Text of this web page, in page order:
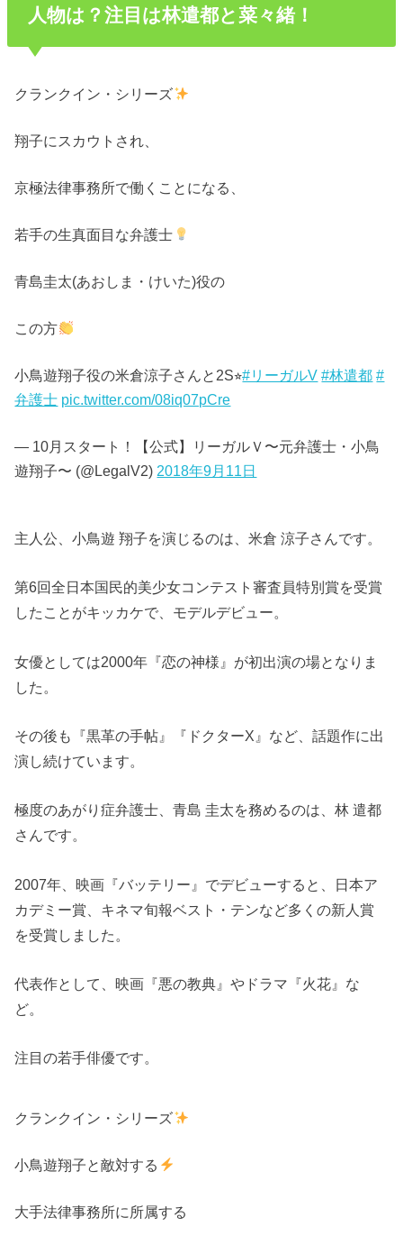
人物は？注目は林遣都と菜々緒！
クランクイン・シリーズ
翔子にスカウトされ、
京極法律事務所で働くことになる、
若手の生真面目な弁護士
青島圭太(あおしま・けいた)役の
この方
小鳥遊翔子役の米倉涼子さんと2S⭐︎#リーガルV #林遣都 #
弁護士 pic.twitter.com/08iq07pCre
— 10月スタート！【公式】リーガルＶ〜元弁護士・小鳥
遊翔子〜 (@LegalV2) 2018年9月11日
主人公、小鳥遊 翔子を演じるのは、米倉 涼子さんです。
第6回全日本国民的美少女コンテスト審査員特別賞を受賞
したことがキッカケで、モデルデビュー。
女優としては2000年『恋の神様』が初出演の場となりま
した。
その後も『黒革の手帖』『ドクターX』など、話題作に出
演し続けています。
極度のあがり症弁護士、青島 圭太を務めるのは、林 遣都
さんです。
2007年、映画『バッテリー』でデビューすると、日本ア
カデミー賞、キネマ旬報ベスト・テンなど多くの新人賞
を受賞しました。
代表作として、映画『悪の教典』やドラマ『火花』な
ど。
注目の若手俳優です。
クランクイン・シリーズ
小鳥遊翔子と敵対する
大手法律事務所に所属する